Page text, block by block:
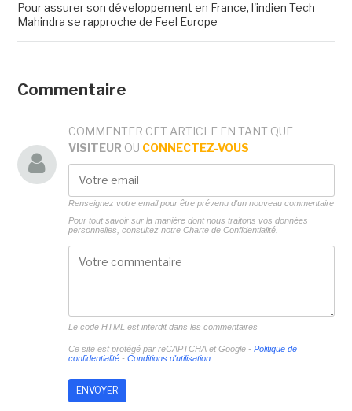
Pour assurer son développement en France, l'indien Tech
Mahindra se rapproche de Feel Europe
Commentaire
COMMENTER CET ARTICLE EN TANT QUE
VISITEUR OU CONNECTEZ-VOUS
Renseignez votre email pour être prévenu d'un nouveau commentaire
Pour tout savoir sur la manière dont nous traitons vos données
personnelles, consultez notre Charte de Confidentialité.
Le code HTML est interdit dans les commentaires
Ce site est protégé par reCAPTCHA et Google - Politique de
confidentialité- Conditions d'utilisation